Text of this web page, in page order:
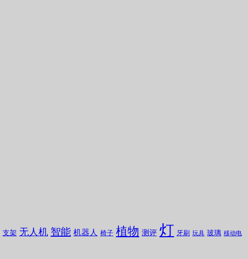
支架 无人机 智能 机器人 椅子 植物 测评 灯 牙刷 玩具 玻璃 移动电